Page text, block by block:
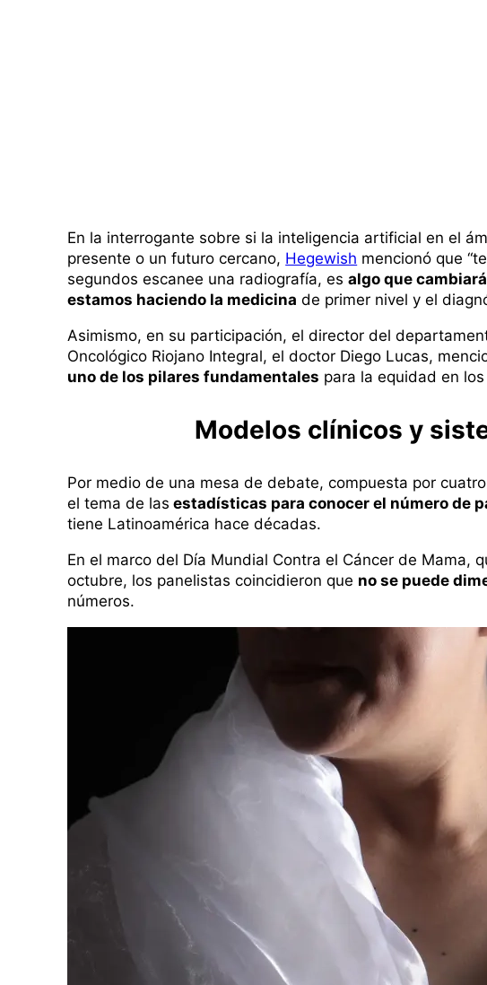
En la interrogante sobre si la inteligencia artificial en el
presente o un futuro cercano, Hegewish mencionó que
segundos escanee una radiografía, esalgo que
estamos haciendo la medicina de primer nivel y el
Asimismo, en su participación, el director del
Oncológico Riojano Integral, el doctor Diego Lucas,
uno de los pilares fundamentales para la equidad en
Modelos clínicos y
Por medio de una mesa de debate, compuesta por
el tema de las estadísticas para conocer el número de
tiene Latinoamérica hace décadas.
En el marco del Día Mundial Contra el Cáncer de Mama,
octubre, los panelistas coincidieron que no se puede
números.